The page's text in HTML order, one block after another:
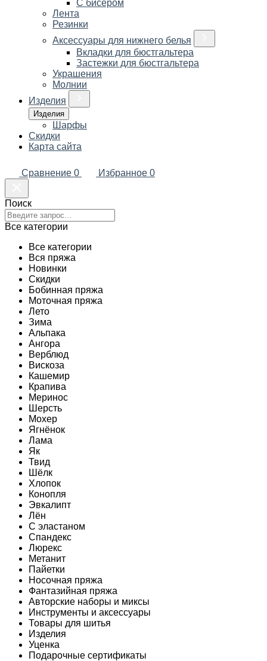
С бисером
Лента
Резинки
Аксессуары для нижнего белья
Вкладки для бюстгальтера
Застежки для бюстгальтера
Украшения
Молнии
Изделия
Изделия
Шарфы
Скидки
Карта сайта
Сравнение 0 Избранное 0
Поиск
Все категории
Все категории
Вся пряжа
Новинки
Скидки
Бобинная пряжа
Моточная пряжа
Лето
Зима
Альпака
Ангора
Верблюд
Вискоза
Кашемир
Крапива
Меринос
Шерсть
Мохер
Ягнёнок
Лама
Як
Твид
Шёлк
Хлопок
Конопля
Эвкалипт
Лён
C эластаном
Спандекс
Люрекс
Метанит
Пайетки
Носочная пряжа
Фантазийная пряжа
Авторские наборы и миксы
Инструменты и аксессуары
Товары для шитья
Изделия
Уценка
Подарочные сертификаты